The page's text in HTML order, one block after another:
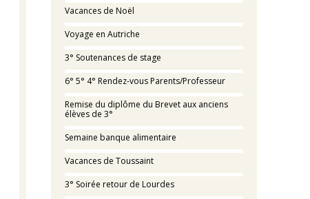
Vacances de Noël
Voyage en Autriche
3° Soutenances de stage
6° 5° 4° Rendez-vous Parents/Professeur
Remise du diplôme du Brevet aux anciens
élèves de 3°
Semaine banque alimentaire
Vacances de Toussaint
3° Soirée retour de Lourdes